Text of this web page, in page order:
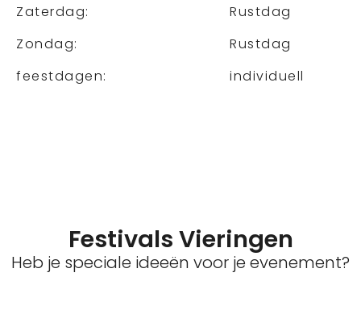
Zaterdag:
Rustdag
Zondag:
Rustdag
feestdagen:
individuell
Festivals Vieringen
Heb je speciale ideeën voor je evenement?